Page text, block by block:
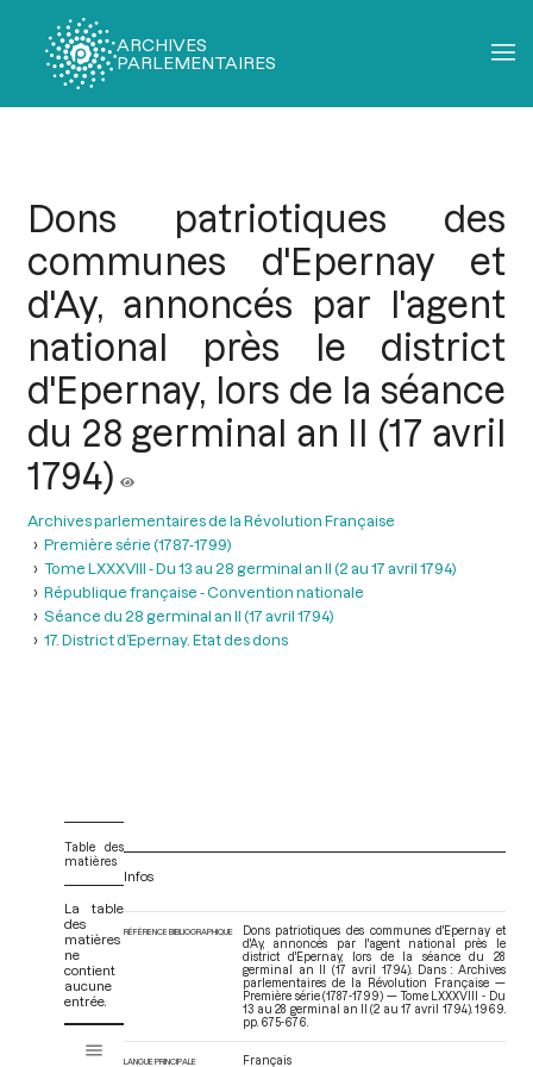
ARCHIVES
PARLEMENTAIRES
Dons patriotiques des
communes d'Epernay et
d'Ay, annoncés par l'agent
national près le district
d'Epernay, lors de la séance
du 28 germinal an II (17 avril
1794)
Archives parlementaires de la Révolution Française
Première série (1787-1799)
Tome LXXXVIII - Du 13 au 28 germinal an II (2 au 17 avril 1794)
République française - Convention nationale
Séance du 28 germinal an Il (17 avril 1794)
17. District d’Epernay. Etat des dons
Table des
matières
La table
des
matières
ne
contient
aucune
entrée.
Infos
RÉFÉRENCE BIBLIOGRAPHIQUE
Dons patriotiques des communes d'Epernay et
d'Ay, annoncés par l'agent national près le
district d'Epernay, lors de la séance du 28
germinal an II (17 avril 1794). Dans : Archives
parlementaires de la Révolution Française —
Première série (1787-1799) — Tome LXXXVIII - Du
13 au 28 germinal an II (2 au 17 avril 1794). 1969.
pp. 675-676.
LANGUE PRINCIPALE Français